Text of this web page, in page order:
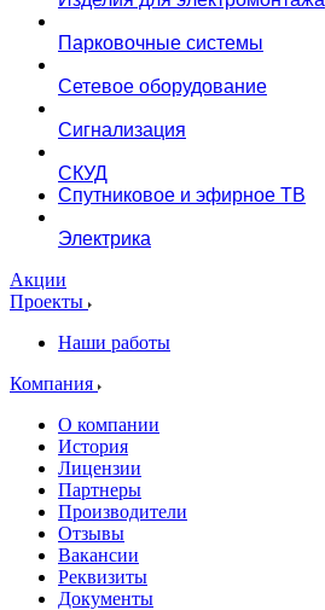
Парковочные системы
Сетевое оборудование
Сигнализация
СКУД
Спутниковое и эфирное ТВ
Электрика
Акции
Проекты
Наши работы
Компания
О компании
История
Лицензии
Партнеры
Производители
Отзывы
Вакансии
Реквизиты
Документы